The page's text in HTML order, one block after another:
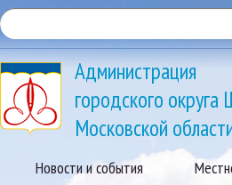
Администрация
городского округа
Московской
Новости и события